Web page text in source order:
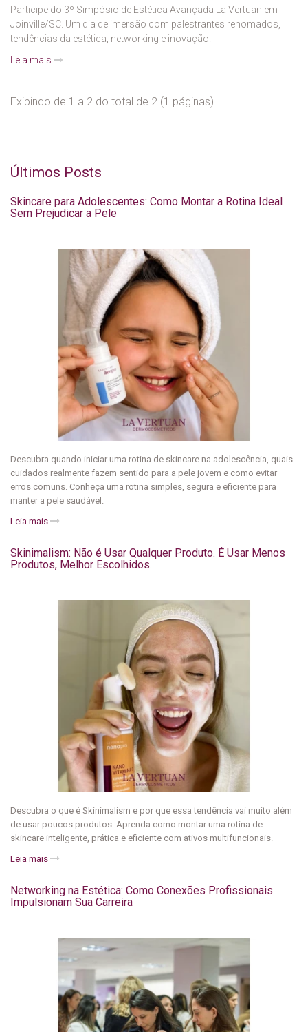
Participe do 3º Simpósio de Estética Avançada La Vertuan em
Joinville/SC. Um dia de imersão com palestrantes renomados,
tendências da estética, networking e inovação.
Leia mais
Exibindo de 1 a 2 do total de 2 (1 páginas)
Últimos Posts
Skincare para Adolescentes: Como Montar a Rotina Ideal
Sem Prejudicar a Pele
Descubra quando iniciar uma rotina de skincare na adolescência, quais
cuidados realmente fazem sentido para a pele jovem e como evitar
erros comuns. Conheça uma rotina simples, segura e eficiente para
manter a pele saudável.
Leia mais
Skinimalism: Não é Usar Qualquer Produto. É Usar Menos
Produtos, Melhor Escolhidos.
Descubra o que é Skinimalism e por que essa tendência vai muito além
de usar poucos produtos. Aprenda como montar uma rotina de
skincare inteligente, prática e eficiente com ativos multifuncionais.
Leia mais
Networking na Estética: Como Conexões Profissionais
Impulsionam Sua Carreira